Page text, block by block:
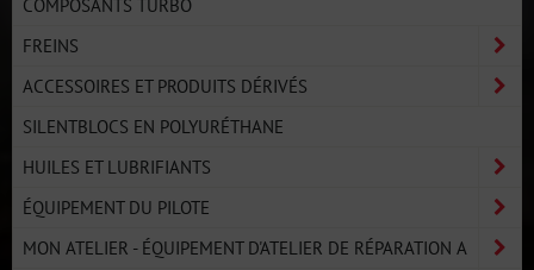
COMPOSANTS TURBO
FREINS
ACCESSOIRES ET PRODUITS DÉRIVÉS
SILENTBLOCS EN POLYURÉTHANE
HUILES ET LUBRIFIANTS
ÉQUIPEMENT DU PILOTE
MON ATELIER - ÉQUIPEMENT D'ATELIER DE RÉPARATION A